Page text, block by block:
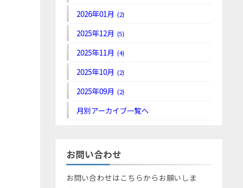
2026年01月 (2)
2025年12月 (5)
2025年11月 (4)
2025年10月 (2)
2025年09月 (2)
月別アーカイブ一覧へ
お問い合わせ
お問い合わせはこちらからお願いしま